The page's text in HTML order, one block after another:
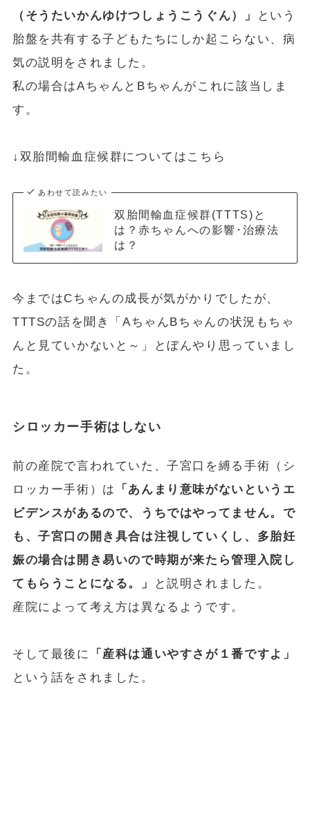
（そうたいかんゆけつしょうこうぐん）」
という
胎盤を共有する子どもたちにしか起こらない、病
気の説明をされました。
私の場合はAちゃんとBちゃんがこれに該当しま
す。
↓双胎間輸血症候群についてはこちら
あわせて読みたい
双胎間輸血症候群(TTTS)と
は？赤ちゃんへの影響･治療法
は？
今まではCちゃんの成長が気がかりでしたが、
TTTSの話を聞き「AちゃんBちゃんの状況もちゃ
んと見ていかないと～」とぼんやり思っていまし
た。
シロッカー手術はしない
前の産院で言われていた、子宮口を縛る手術（シ
ロッカー手術）は
「あんまり意味がないというエ
ビデンスがあるので、うちではやってません。で
も、子宮口の開き具合は注視していくし、多胎妊
娠の場合は開き易いので時期が来たら管理入院し
てもらうことになる。」
と説明されました。
産院によって考え方は異なるようです。
そして最後に
「産科は通いやすさが１番ですよ」
という話をされました。